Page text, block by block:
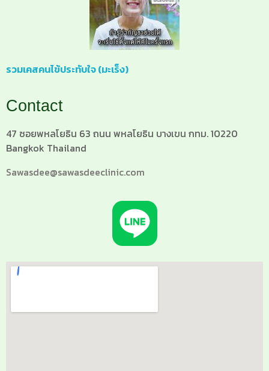
รวมเคสคนไข้ประทับใจ (มะเร็ง)
Contact
47 ซอยพหลโยธิน 63 ถนน พหลโยธิน บางเขน กทม. 10220
Bangkok Thailand
Sawasdee@sawasdeeclinic.com